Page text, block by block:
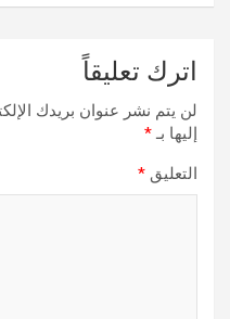
اترك تعليقاً
لن يتم نشر عنوان بريدك
إليها بـ*
التعليق *